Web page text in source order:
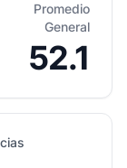
Promedio
General
52.1